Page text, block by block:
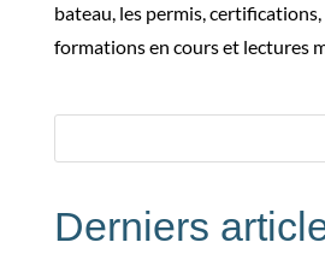
bateau, les permis,
formations en cours et lectures
Derniers